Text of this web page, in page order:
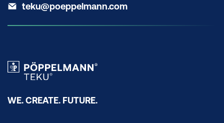
teku@poeppelmann.com
WE. CREATE. FUTURE.